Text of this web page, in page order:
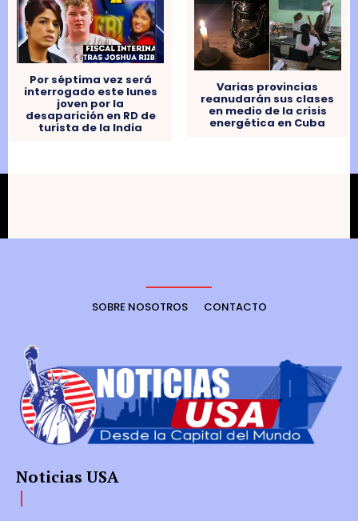
Por séptima vez será
interrogado este lunes
joven por la
desaparición en RD de
turista de la India
Varias provincias
reanudarán sus clases
en medio de la crisis
energética en Cuba
SOBRE NOSOTROS CONTACTO
Noticias USA